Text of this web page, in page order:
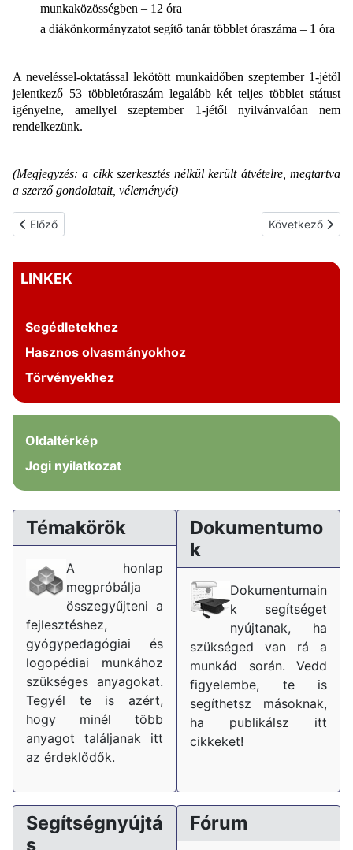
LINKEK
Segédletekhez
Hasznos olvasmányokhoz
Törvényekhez
Oldaltérkép
Jogi nyilatkozat
munkaközösségben – 12 óra
a diákönkormányzatot segítő tanár többlet óraszáma – 1 óra
A neveléssel-oktatással lekötött munkaidőben szeptember 1-jétől
jelentkező 53 többletóraszám legalább két teljes többlet státust
igényelne, amellyel szeptember 1-jétől nyilvánvalóan nem
rendelkezünk.
(Megjegyzés: a cikk szerkesztés nélkül került átvételre, megtartva
a szerző gondolatait, véleményét)
Előző cikk: Seat Cupra Leon Coding
Előző Következő
Következő
Témakörök
A honlap
megpróbálja
összegyűjteni a
fejlesztéshez,
gyógypedagógiai és
logopédiai munkához
szükséges anyagokat.
Tegyél te is azért,
hogy minél több
anyagot találjanak itt
az érdeklődők.
Dokumentumo
k
Dokumentumain
k segítséget
nyújtanak, ha
szükséged van rá a
munkád során. Vedd
figyelembe, te is
segíthetsz másoknak,
ha publikálsz itt
cikkeket!
Segítségnyújtá
s
Fórum